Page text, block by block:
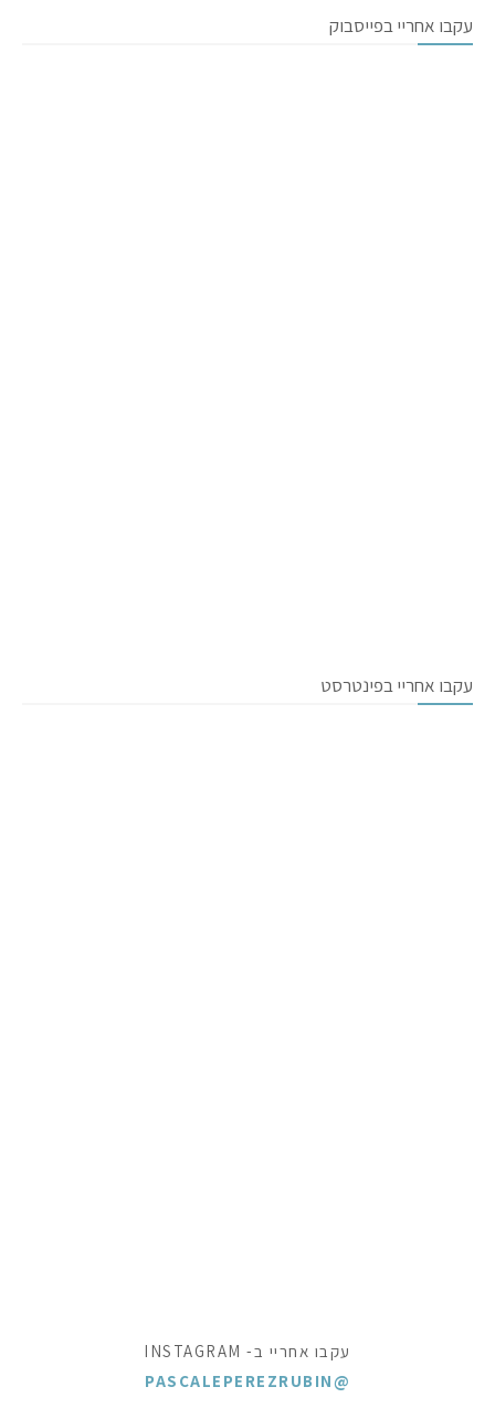
עקבו אחריי בפייסבוק
עקבו אחריי בפינטרסט
עקבו אחריי ב- INSTAGRAM
@PASCALEPEREZRUBIN